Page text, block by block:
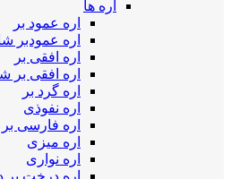
اره ها
اره عمود بر
اره عمودبر
اره افقی بر
اره افقی بر
اره گرد بر
اره نفوذی
اره فارسی بر
اره میزی
اره نواری